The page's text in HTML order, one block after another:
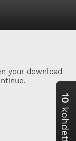
your download
10
kohdetta